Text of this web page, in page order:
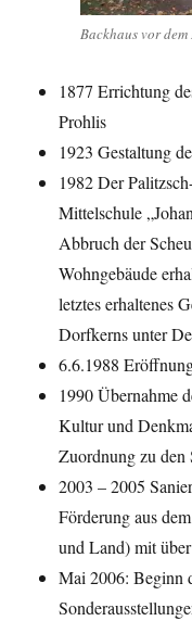
Backhaus vor
1877 Errichtung
Prohlis
1923 Gestaltung
1982 Der
Mittelschule
Abbruch der
Wohngebäude
letztes erhaltenes
Dorfkerns unter
6.6.1988
1990 Übernahme
Kultur und
Zuordnung zu den
2003 – 2005
Förderung aus
und Land) mit
Mai 2006: Beginn